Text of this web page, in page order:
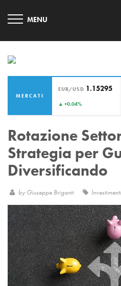
MERCATI
EUR/USD 1.15295
▲ +0.04%
Rotazione
Strategia per
Diversificando
by Giuseppe Briganti Investimenti